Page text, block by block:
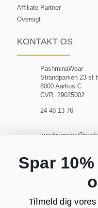
Affiliate Partner
Oversigt
KONTAKT OS
PashminaWear
Strandparken 23 st
8000 Aarhus C
CVR: 29025002
24 48 13 76
Spar
Tilmeld dig